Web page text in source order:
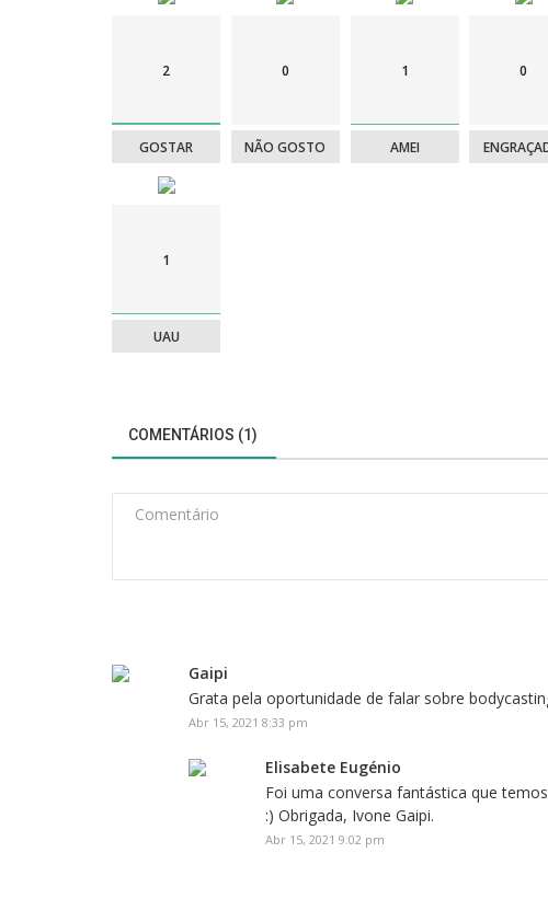
2
GOSTAR
0
NÃO GOSTO
1
AMEI
0
1
UAU
COMENTÁRIOS (1)
Gaipi
Grata pela oportunidade de falar sobre
Abr 15, 2021 8:33 pm
Elisabete Eugénio
Foi uma conversa fantástica que
:) Obrigada, Ivone Gaipi.
Abr 15, 2021 9:02 pm